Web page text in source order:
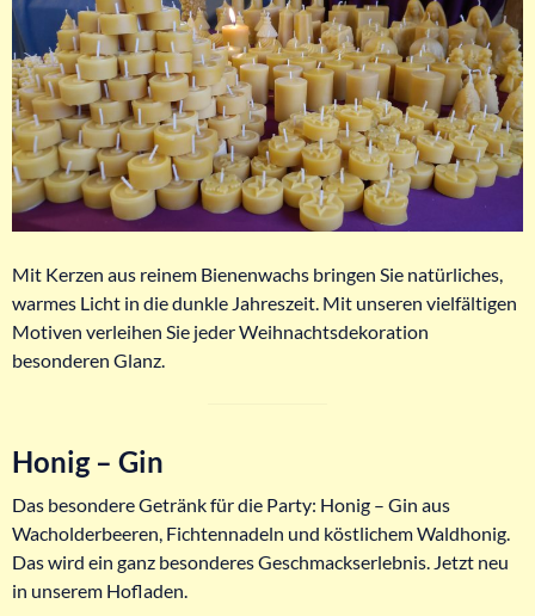
Mit Kerzen aus reinem Bienenwachs bringen Sie natürliches,
warmes Licht in die dunkle Jahreszeit. Mit unseren vielfältigen
Motiven verleihen Sie jeder Weihnachtsdekoration
besonderen Glanz.
Honig – Gin
Das besondere Getränk für die Party: Honig – Gin aus
Wacholderbeeren, Fichtennadeln und köstlichem Waldhonig.
Das wird ein ganz besonderes Geschmackserlebnis. Jetzt neu
in unserem Hofladen.